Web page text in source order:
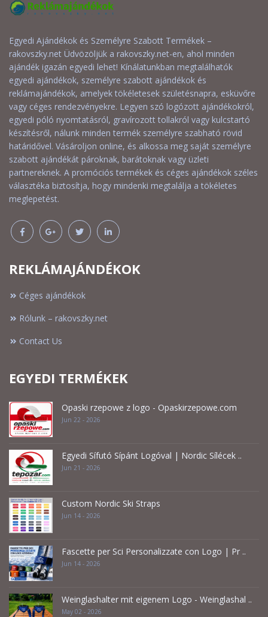
Egyedi Ajándékok és Személyre Szabott Termékek –
rakovszky.net Üdvözöljük a rakovszky.net-en, ahol minden
ajándék igazán egyedi lehet! Kínálatunkban megtalálhatók
egyedi ajándékok, személyre szabott ajándékok és
reklámajándékok, amelyek tökéletesek születésnapra, esküvőre
vagy céges rendezvényekre. Legyen szó logózott ajándékokról,
egyedi póló nyomtatásról, gravírozott tollakról vagy kulcstartó
készítésről, nálunk minden termék személyre szabható rövid
határidővel. Vásároljon online, és alkossa meg saját személyre
szabott ajándékát pároknak, barátoknak vagy üzleti
partnereknek. A promóciós termékek és céges ajándékok széles
választéka biztosítja, hogy mindenki megtalálja a tökéletes
meglepetést.
REKLÁMAJÁNDÉKOK
Céges ajándékok
Rólunk – rakovszky.net
Contact Us
EGYEDI TERMÉKEK
Opaski rzepowe z logo - Opaskirzepowe.com
Jun 22 - 2026
Egyedi Sífutó Sípánt Logóval | Nordic Sílécek ..
Jun 21 - 2026
Custom Nordic Ski Straps
Jun 14 - 2026
Fascette per Sci Personalizzate con Logo | Pr ..
Jun 14 - 2026
Weinglashalter mit eigenem Logo - Weinglashal ..
May 02 - 2026